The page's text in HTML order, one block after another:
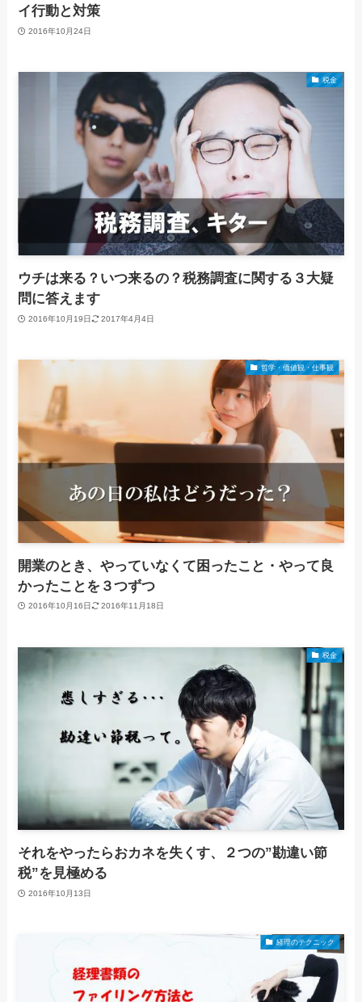
イ行動と対策
2016年10月24日
税金
ウチは来る？いつ来るの？税務調査に関する３大疑
問に答えます
2016年10月19日 2017年4月4日
哲学・価値観・仕事観
開業のとき、やっていなくて困ったこと・やって良
かったことを３つずつ
2016年10月16日 2016年11月18日
税金
それをやったらおカネを失くす、２つの”勘違い節
税”を見極める
2016年10月13日
経理のテクニック